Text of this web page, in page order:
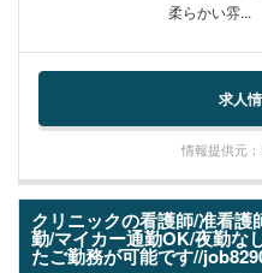
柔らかい雰...
求人
情報提供元
クリニックの看護師/准看護
勤/マイカー通勤OK/夜勤な
たご勤務が可能です//